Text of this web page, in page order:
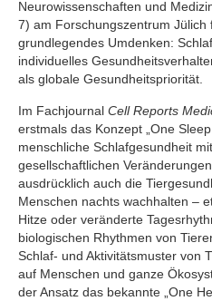
Neurowissenschaften und
7) am Forschungszentrum Jülich
grundlegendes Umdenken:
individuelles
als globale Gesundheitspriorität.
Im Fachjournal Cell Reports
erstmals das Konzept „One
menschliche Schlafgesundheit
gesellschaftlichen
ausdrücklich auch die
Menschen nachts wachhalten –
Hitze oder veränderte
biologischen Rhythmen von
Schlaf- und Aktivitätsmuster von
auf Menschen und ganze
der Ansatz das bekannte „One